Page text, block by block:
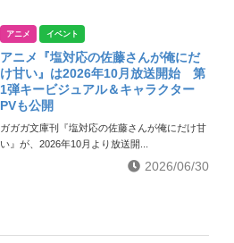
アニメ イベント
アニメ『塩対応の佐藤さんが俺にだ
け甘い』は2026年10月放送開始 第
1弾キービジュアル＆キャラクター
PVも公開
ガガガ文庫刊『塩対応の佐藤さんが俺にだけ甘
い』が、2026年10月より放送開...
2026/06/30